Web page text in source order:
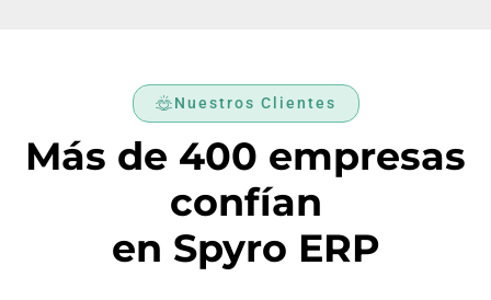
Nuestros Clientes
Más de 400 empresas
confían
en Spyro ERP